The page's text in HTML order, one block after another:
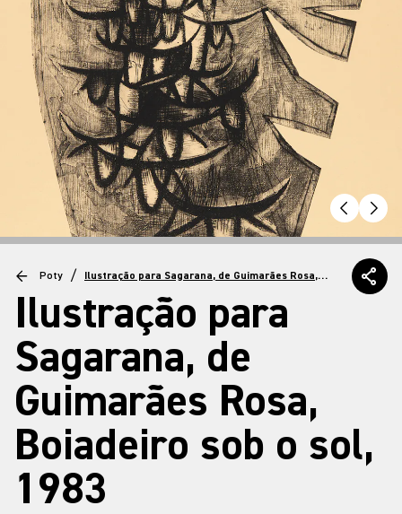
Poty /
Ilustração para Sagarana, de Guimarães Rosa,
Ilustração para
Sagarana, de
Guimarães Rosa,
Boiadeiro sob o sol,
1983